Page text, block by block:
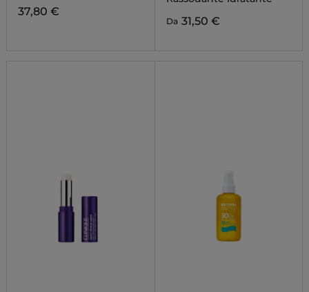
37,80 €
Da 31,50 €